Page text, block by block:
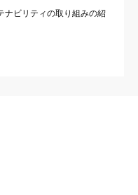
ナビリティの取り組みの紹